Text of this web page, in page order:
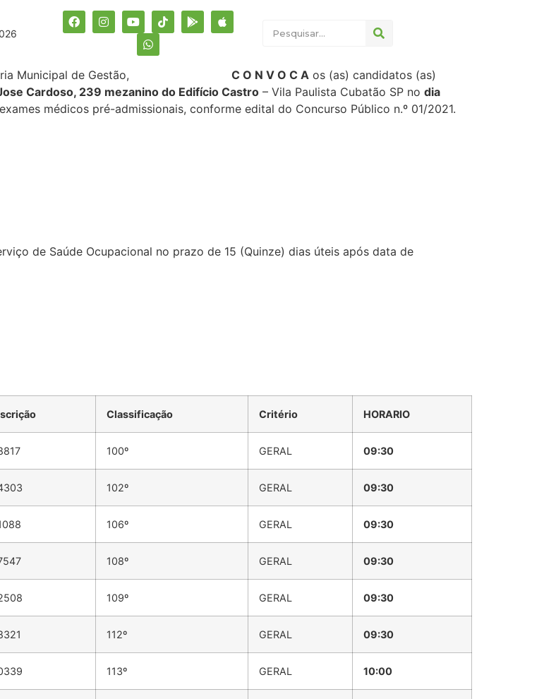
Municipal de Gestão, C O N V O C A os (as) candidatos (as)
Cardoso, 239 mezanino do Edifício Castro – Vila Paulista Cubatão SP no dia
médicos pré-admissionais, conforme edital do Concurso Público n.º 01/2021.
de Saúde Ocupacional no prazo de 15 (Quinze) dias úteis após data de
Classificação Critério HORARIO
100º GERAL 09:30
102º GERAL 09:30
106º GERAL 09:30
108º GERAL 09:30
109º GERAL 09:30
112º GERAL 09:30
113º GERAL 10:00